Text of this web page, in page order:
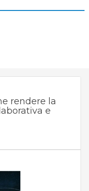
rendere la
e